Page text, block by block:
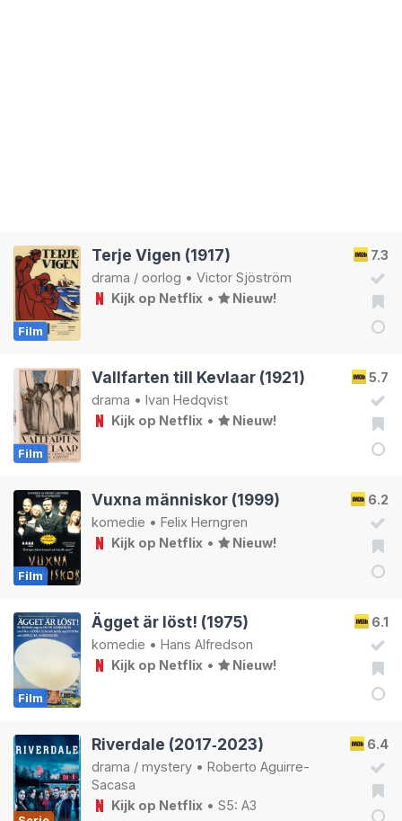
Film
7.3
Terje Vigen (1917)
drama / oorlog • Victor Sjöström
Kijk op Netflix • Nieuw!
Film
5.7
Vallfarten till Kevlaar (1921)
drama • Ivan Hedqvist
Kijk op Netflix • Nieuw!
Film
6.2
Vuxna människor (1999)
komedie • Felix Herngren
Kijk op Netflix • Nieuw!
Film
6.1
Ägget är löst! (1975)
komedie • Hans Alfredson
Kijk op Netflix • Nieuw!
6.4
Riverdale (2017‑2023)
drama / mystery • Roberto Aguirre-
Sacasa
Kijk op Netflix • S5: A3